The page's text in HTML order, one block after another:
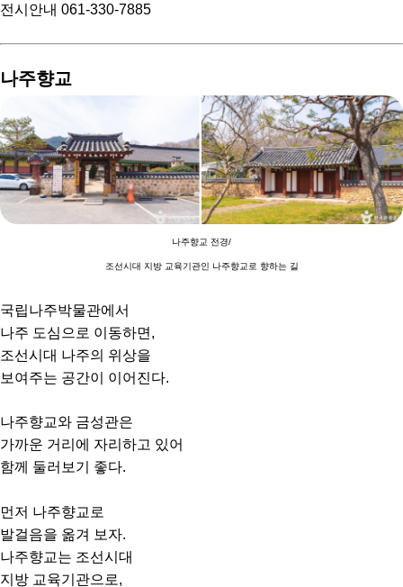
전시안내 061-330-7885
나주향교
나주향교 전경/
조선시대 지방 교육기관인 나주향교로 향하는 길
국립나주박물관에서
나주 도심으로 이동하면,
조선시대 나주의 위상을
보여주는 공간이 이어진다.
나주향교와 금성관은
가까운 거리에 자리하고 있어
함께 둘러보기 좋다.
먼저 나주향교로
발걸음을 옮겨 보자.
나주향교는 조선시대
지방 교육기관으로,